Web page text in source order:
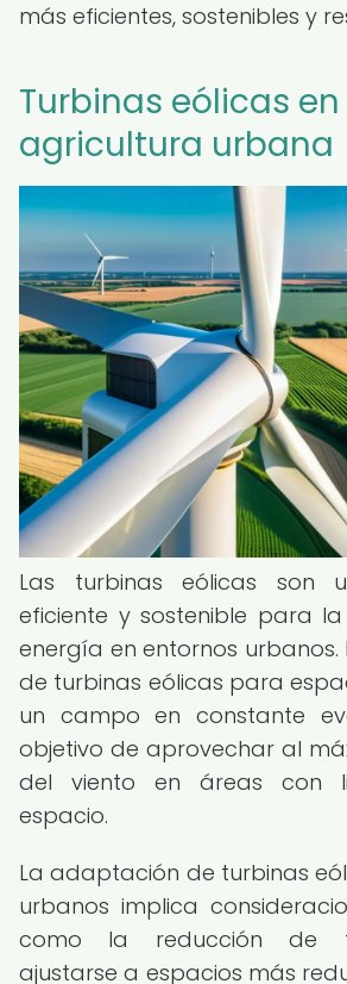
más eficientes, sostenibles y
Turbinas eólicas en
agricultura urbana
Las turbinas eólicas son
eficiente y sostenible para
energía en entornos urbanos.
de turbinas eólicas para
un campo en constante
objetivo de aprovechar al
del viento en áreas con
espacio.
La adaptación de turbinas
urbanos implica
como la reducción de
ajustarse a espacios más